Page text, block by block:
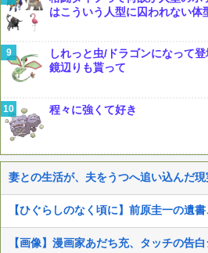
はこういう人型に囚われない体
しれっと虫/ドラゴンになって
鏡辺りも貰って
程々に強くて好き
妻との生活が、夫をうつへ追い込んだ現